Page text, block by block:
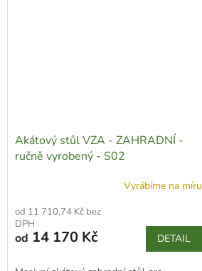
Akátový stůl VZA - ZAHRADNÍ -
ručně vyrobený - S02
Vyrábíme na míru
od 11 710,74 Kč bez
DPH
od 14 170 Kč DETAIL